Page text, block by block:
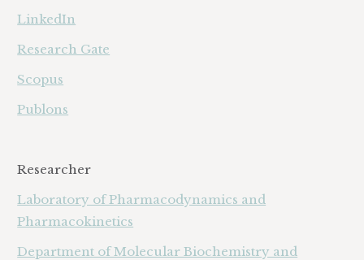
LinkedIn
Research Gate
Scopus
Publons
Researcher
Laboratory of Pharmacodynamics and
Pharmacokinetics
Department of Molecular Biochemistry and